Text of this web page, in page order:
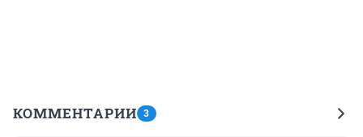
КОММЕНТАРИИ 3